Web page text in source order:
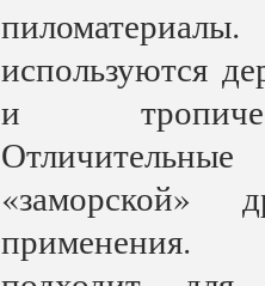
используются
и
«заморской»
применения.